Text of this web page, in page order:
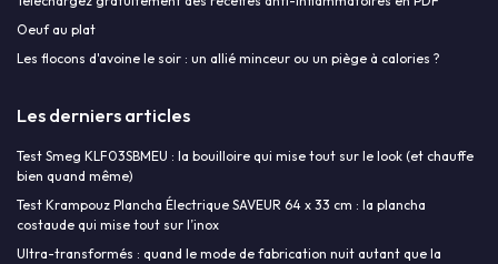
Oeuf au plat
Les flocons d'avoine le soir : un allié minceur ou un piège à calories ?
Les derniers articles
Test Smeg KLF03SBMEU : la bouilloire qui mise tout sur le look (et chauffe
bien quand même)
Test Krampouz Plancha Électrique SAVEUR 64 x 33 cm : la plancha
costaude qui mise tout sur l’inox
Ultra-transformés : quand le mode de fabrication nuit autant que la